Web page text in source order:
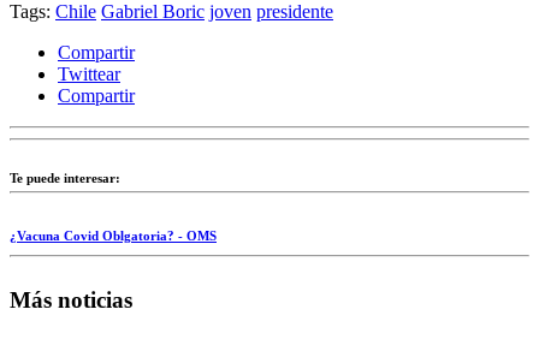
Tags: Chile Gabriel Boric joven presidente
Compartir
Twittear
Compartir
Te puede interesar:
¿Vacuna Covid Oblgatoria? - OMS
Más noticias